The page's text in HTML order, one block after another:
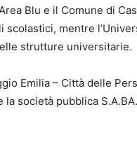
Blu e il Comune di
mentre
strutture universitarie.
Emilia – Città delle
la società pubblica